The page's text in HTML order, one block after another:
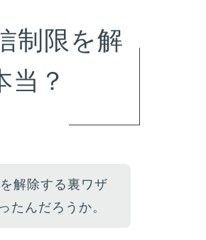
制限を解
当？
解除する裏ワザ
たんだろうか。